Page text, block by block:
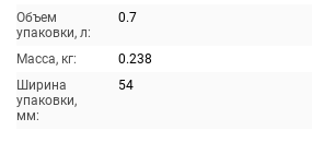
Объем
упаковки, л:
0.7
Масса, кг:
0.238
Ширина
упаковки,
мм:
54